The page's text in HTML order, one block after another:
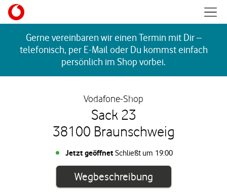
Skip to content
Gerne vereinbaren wir einen Termin mit Dir –
telefonisch, per E-Mail oder Du kommst einfach
persönlich im Shop vorbei.
Vodafone-Shop
Sack 23
38100 Braunschweig
Jetzt geöffnetSchließt um 19:00
WegbeschreibungLink öffnet in